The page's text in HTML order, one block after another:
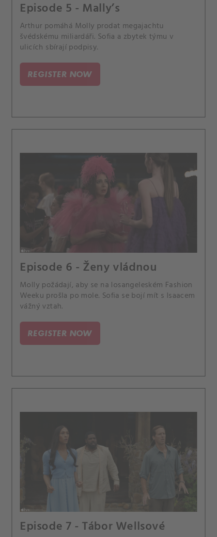
Episode 5 - Mally’s
Arthur pomáhá Molly prodat megajachtu
švédskému miliardáři. Sofia a zbytek týmu v
ulicích sbírají podpisy.
REGISTER NOW
Episode 6 - Ženy vládnou
Molly požádají, aby se na losangeleském Fashion
Weeku prošla po mole. Sofia se bojí mít s Isaacem
vážný vztah.
REGISTER NOW
Episode 7 - Tábor Wellsové